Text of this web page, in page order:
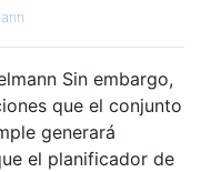
Sin embargo,
que el conjunto
generará
el planificador de